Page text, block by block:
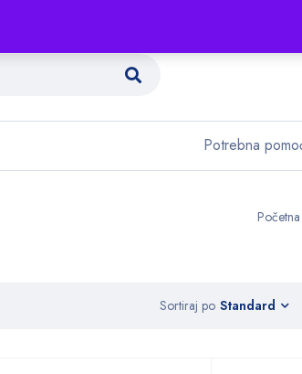
Potrebna
Početna
Sortiraj po Standard